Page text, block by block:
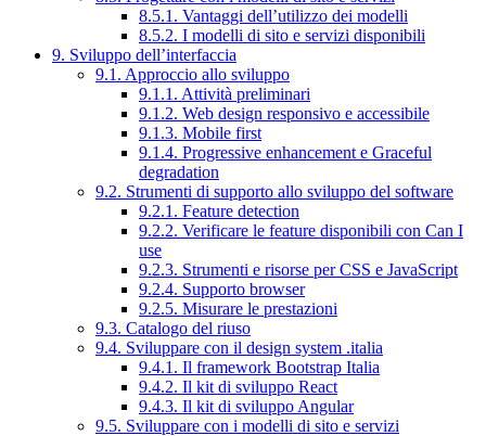
8.5.1. Vantaggi dell’utilizzo dei modelli
8.5.2. I modelli di sito e servizi disponibili
9. Sviluppo dell’interfaccia
9.1. Approccio allo sviluppo
9.1.1. Attività preliminari
9.1.2. Web design responsivo e accessibile
9.1.3. Mobile first
9.1.4. Progressive enhancement e Graceful
degradation
9.2. Strumenti di supporto allo sviluppo del software
9.2.1. Feature detection
9.2.2. Verificare le feature disponibili con Can I
use
9.2.3. Strumenti e risorse per CSS e JavaScript
9.2.4. Supporto browser
9.2.5. Misurare le prestazioni
9.3. Catalogo del riuso
9.4. Sviluppare con il design system .italia
9.4.1. Il framework Bootstrap Italia
9.4.2. Il kit di sviluppo React
9.4.3. Il kit di sviluppo Angular
9.5. Sviluppare con i modelli di sito e servizi